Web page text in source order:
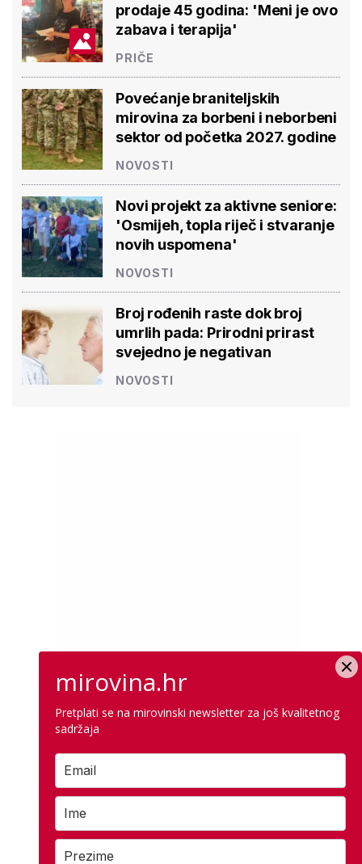
prodaje 45 godina: 'Meni je ovo
zabava i terapija'
PRIČE
Povećanje braniteljskih
mirovina za borbeni i neborbeni
sektor od početka 2027. godine
NOVOSTI
Novi projekt za aktivne seniore:
'Osmijeh, topla riječ i stvaranje
novih uspomena'
NOVOSTI
Broj rođenih raste dok broj
umrlih pada: Prirodni prirast
svejedno je negativan
NOVOSTI
mirovina.hr
Pretplati se na mirovinski newsletter za još kvalitetnog
sadržaja